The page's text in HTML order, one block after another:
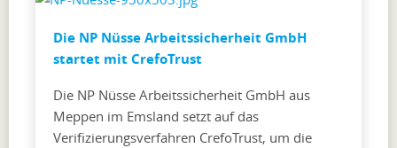
Die NP Nüsse Arbeitssicherheit GmbH
startet mit CrefoTrust
Die NP Nüsse Arbeitssicherheit GmbH aus
Meppen im Emsland setzt auf das
Verifizierungsverfahren CrefoTrust, um die